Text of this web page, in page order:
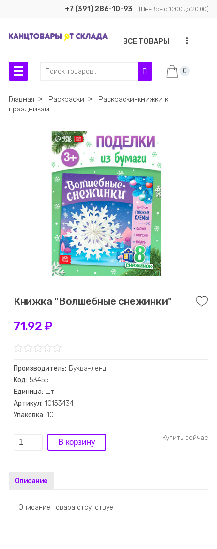
+7 (391) 286-10-93 (Пн-Вс - с 10:00 до 20:00)
ВСЕ ТОВАРЫ ...
0
Главная ˃ Раскраски ˃
Раскраски-книжки к
праздникам
Книжка "Волшебные снежинки"
71.92 ₽
Производитель: Буква-ленд
Код: 53455
Единица: шт.
Артикул: 10153434
Упаковка: 10
Описание
Описание товара отсутствует